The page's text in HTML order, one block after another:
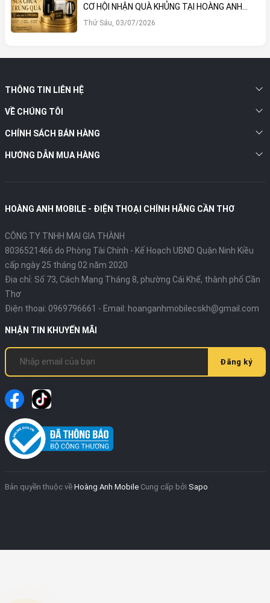
CƠ HỘI NHẬN QUÀ KHỦNG TẠI HOÀNG ANH
MOBILE
Thứ Sáu, 03/07/2026
THÔNG TIN LIÊN HỆ
VỀ CHÚNG TÔI
CHÍNH SÁCH BÁN HÀNG
HƯỚNG DẪN MUA HÀNG
HOÀNG ANH MOBILE - ĐIỆN THOẠI CHÍNH HÃNG CẦN THƠ
CÔNG TY TNHH MAI GIA THÀNH
8036521466 do Phòng Tài Chính - Kế Hoạch UBND Quận Ninh Kiều
cấp ngày 25 tháng 02 năm 2020
Địa chỉ: Số 73, Cách Mạng Tháng 8, phường Cái Khế, thành phố Cần
Thơ
Điện thoại: 0969796661 - Email: hoanganhmobilecskh@gmail.com
NHẬN TIN KHUYẾN MÃI
Đăng ký
Bản quyền thuộc về Hoàng Anh Mobile Cung cấp bởi Sapo